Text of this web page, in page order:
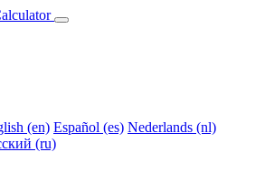
(en) Español (es) Nederlands (nl)
(ru)